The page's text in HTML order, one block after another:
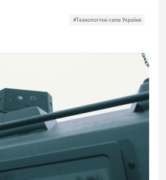
#Технологічні сили України